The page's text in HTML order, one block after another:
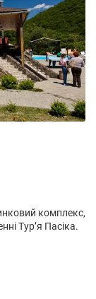
комплекс,
Тур’я Пасіка.